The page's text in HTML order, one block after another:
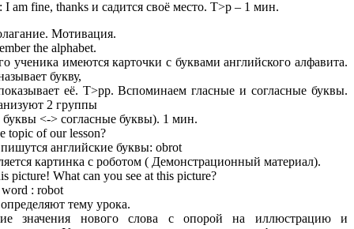
: I am fine, thanks и садится своё место. T>p – 1 мин.
Мотивация.
the alphabet.
ученика имеются карточки с буквами английского алфавита.
букву,
её. T>pp. Вспоминаем гласные и согласные буквы.
2 группы
буквы <-> согласные буквы). 1 мин.
topic of our lesson?
английские буквы: obrot
картинка с роботом ( Демонстрационный материал).
picture! What can you see at this picture?
word : robot
тему урока.
значения нового слова с опорой на иллюстрацию и